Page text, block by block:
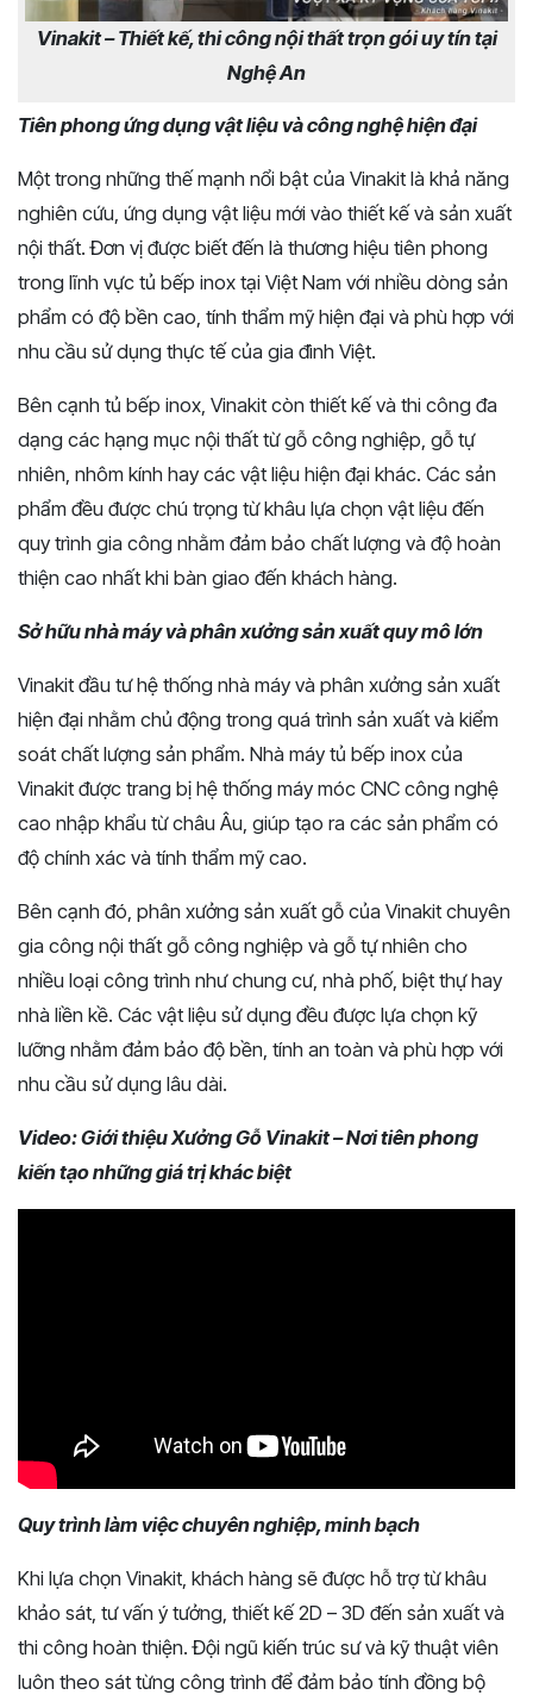
Vinakit – Thiết kế, thi công nội thất trọn gói uy tín tại
Nghệ An
Tiên phong ứng dụng vật liệu và công nghệ hiện đại
Một trong những thế mạnh nổi bật của Vinakit là khả năng
nghiên cứu, ứng dụng vật liệu mới vào thiết kế và sản xuất
nội thất. Đơn vị được biết đến là thương hiệu tiên phong
trong lĩnh vực tủ bếp inox tại Việt Nam với nhiều dòng sản
phẩm có độ bền cao, tính thẩm mỹ hiện đại và phù hợp với
nhu cầu sử dụng thực tế của gia đình Việt.
Bên cạnh tủ bếp inox, Vinakit còn thiết kế và thi công đa
dạng các hạng mục nội thất từ gỗ công nghiệp, gỗ tự
nhiên, nhôm kính hay các vật liệu hiện đại khác. Các sản
phẩm đều được chú trọng từ khâu lựa chọn vật liệu đến
quy trình gia công nhằm đảm bảo chất lượng và độ hoàn
thiện cao nhất khi bàn giao đến khách hàng.
Sở hữu nhà máy và phân xưởng sản xuất quy mô lớn
Vinakit đầu tư hệ thống nhà máy và phân xưởng sản xuất
hiện đại nhằm chủ động trong quá trình sản xuất và kiểm
soát chất lượng sản phẩm. Nhà máy tủ bếp inox của
Vinakit được trang bị hệ thống máy móc CNC công nghệ
cao nhập khẩu từ châu Âu, giúp tạo ra các sản phẩm có
độ chính xác và tính thẩm mỹ cao.
Bên cạnh đó, phân xưởng sản xuất gỗ của Vinakit chuyên
gia công nội thất gỗ công nghiệp và gỗ tự nhiên cho
nhiều loại công trình như chung cư, nhà phố, biệt thự hay
nhà liền kề. Các vật liệu sử dụng đều được lựa chọn kỹ
lưỡng nhằm đảm bảo độ bền, tính an toàn và phù hợp với
nhu cầu sử dụng lâu dài.
Video: Giới thiệu Xưởng Gỗ Vinakit – Nơi tiên phong
kiến tạo những giá trị khác biệt
Quy trình làm việc chuyên nghiệp, minh bạch
Khi lựa chọn Vinakit, khách hàng sẽ được hỗ trợ từ khâu
khảo sát, tư vấn ý tưởng, thiết kế 2D – 3D đến sản xuất và
thi công hoàn thiện. Đội ngũ kiến trúc sư và kỹ thuật viên
luôn theo sát từng công trình để đảm bảo tính đồng bộ